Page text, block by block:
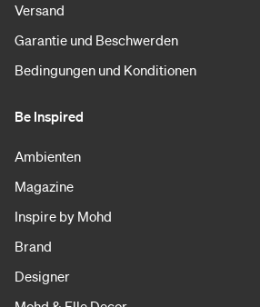
Versand
Garantie und Beschwerden
Bedingungen und Konditionen
Be Inspired
Ambienten
Magazine
Inspire by Mohd
Brand
Designer